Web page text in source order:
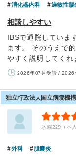
消化器内科 過敏性腸
相談しやすい
IBSで通院していま
ます。 そのうえで
やすく説明してくれ
2026年07月受診 / 2026
独立行政法人国立病院機
氷霧229（本
外科 胆嚢炎